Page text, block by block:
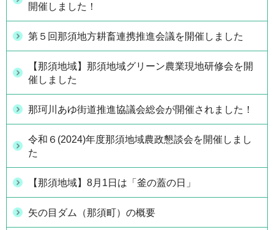
開催しました！
第５回那須地方耕畜連携推進会議を開催しました
【那須地域】那須地域グリーン農業現地研修会を開
催しました
那珂川あゆ街道推進協議会総会が開催されました！
令和６(2024)年度那須地域農政懇談会を開催しまし
た
【那須地域】8月1日は「釜の蓋の日」
矢の目ダム（那須町）の概要